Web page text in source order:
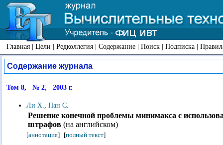
Главная | Цели | Редколлегия | Содержание | Поиск | Подписка |
Содержание журнала
Том 8, № 2, 2003 г.
Ли Х., Пан С.
Решение конечной проблемы минимакса с
штрафов (на английском)
[аннотация] [полный текст]